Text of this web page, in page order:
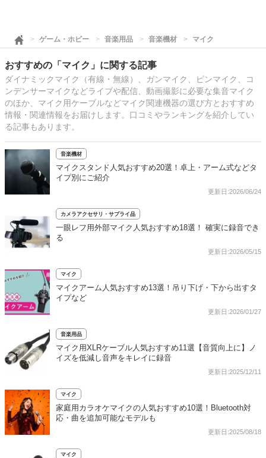
ゲーム・ホビー 音楽用品 音楽機材 マイク
おすすめの「マイク」に関する記事
ダイナミックマイク（有線・無線）、ガンマイク、ピンマイク、コ
ンデンサーマイクなどライブや配信、動画撮影に必要な集音マイク
のほか、マイク用ケーブルなどマイク関連機器の選び方とおすすめ
情報・関連情報をお届けします。口コミやランキングを紹介してい
る記事もあります。
音楽機材
マイクスタンド人気おすすめ20選！卓上・アーム式などタ
イプ別にご紹介
更新日:2026/06/24
カメラアクセサリ・サプライ品
一眼レフ用外部マイク人気おすすめ18選！ 確実に録音でき
る
更新日:2026/05/15
マイク
マイクアーム人気おすすめ13選！吊り下げ・下から出すタ
イプなど
更新日:2026/01/27
音楽用品
マイク用XLRケーブル人気おすすめ11選【音質向上に】ノ
イズを低減し音声をキレイに録音
更新日:2025/12/11
マイク
家庭用カラオケマイクの人気おすすめ10選！Bluetooth対
応・曲を追加可能なモデルも
更新日:2025/08/18
マイク